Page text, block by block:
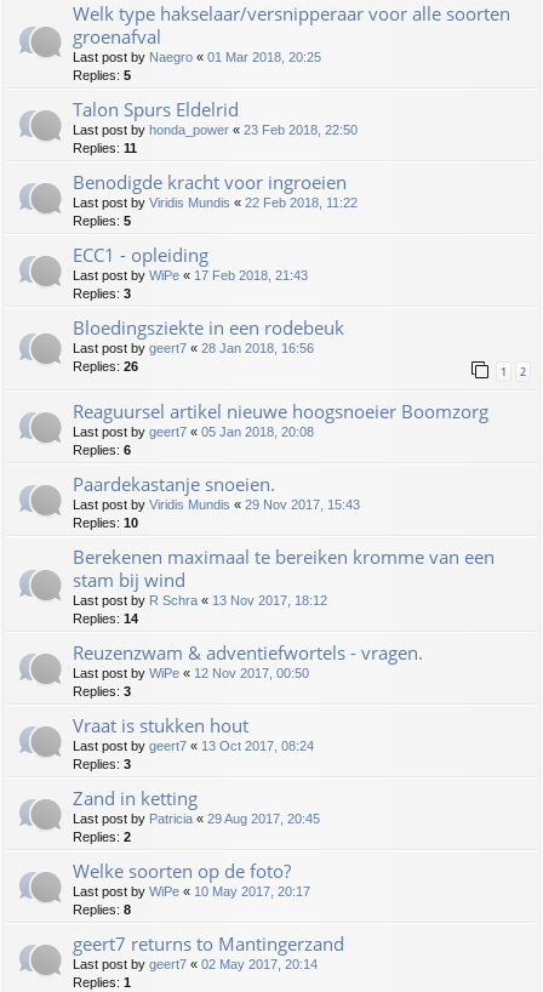
Welk type hakselaar/versnipperaar voor alle soorten
groenafval
Last post by Naegro « 01 Mar 2018, 20:25
Replies: 5
Talon Spurs Eldelrid
Last post by honda_power « 23 Feb 2018, 22:50
Replies: 11
Benodigde kracht voor ingroeien
Last post by Viridis Mundis « 22 Feb 2018, 11:22
Replies: 5
ECC1 - opleiding
Last post by WiPe « 17 Feb 2018, 21:43
Replies: 3
Bloedingsziekte in een rodebeuk
Last post by geert7 « 28 Jan 2018, 16:56
Replies: 26 1 2
Reaguursel artikel nieuwe hoogsnoeier Boomzorg
Last post by geert7 « 05 Jan 2018, 20:08
Replies: 6
Paardekastanje snoeien.
Last post by Viridis Mundis « 29 Nov 2017, 15:43
Replies: 10
Berekenen maximaal te bereiken kromme van een
stam bij wind
Last post by R Schra « 13 Nov 2017, 18:12
Replies: 14
Reuzenzwam & adventiefwortels - vragen.
Last post by WiPe « 12 Nov 2017, 00:50
Replies: 3
Vraat is stukken hout
Last post by geert7 « 13 Oct 2017, 08:24
Replies: 3
Zand in ketting
Last post by Patricia « 29 Aug 2017, 20:45
Replies: 2
Welke soorten op de foto?
Last post by WiPe « 10 May 2017, 20:17
Replies: 8
geert7 returns to Mantingerzand
Last post by geert7 « 02 May 2017, 20:14
Replies: 1